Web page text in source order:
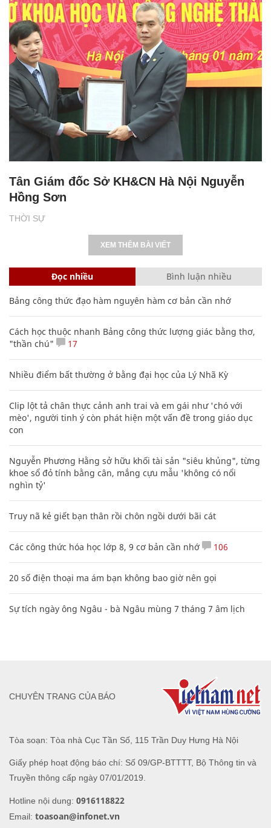
THỜI SỰ
Tân Giám đốc Sở KH&CN Hà Nội Nguyễn
Hồng Sơn
XEM THÊM BÀI VIẾT
Đọc nhiều Bình luận nhiều
Bảng công thức đạo hàm nguyên hàm cơ bản cần nhớ
Cách học thuộc nhanh Bảng công thức lượng giác bằng thơ,
"thần chú"
17
Nhiều điểm bất thường ở bằng đại học của Lý Nhã Kỳ
Clip lột tả chân thực cảnh anh trai và em gái như 'chó với
mèo', người tinh ý còn phát hiện một vấn đề trong giáo dục
con
Nguyễn Phương Hằng sở hữu khối tài sản "siêu khủng", từng
khoe sổ đỏ tính bằng cân, mắng cựu mẫu 'không có nổi
nghìn tỷ'
Truy nã kẻ giết bạn thân rồi chôn ngồi dưới bãi cát
Các công thức hóa học lớp 8, 9 cơ bản cần nhớ 106
20 số điện thoại ma ám bạn không bao giờ nên gọi
Sự tích ngày ông Ngâu - bà Ngâu mùng 7 tháng 7 âm lịch
Tòa soạn: Tòa nhà Cục Tần Số, 115 Trần Duy Hưng Hà Nội
Giấy phép hoạt động báo chí: Số 09/GP-BTTTT, Bộ Thông tin và
Truyền thông cấp ngày 07/01/2019.
Hotline nội dung: 0916118822
Email: toasoan@infonet.vn
CHUYÊN TRANG CỦA BÁO